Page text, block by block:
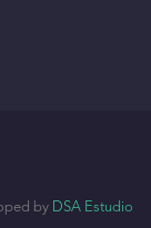
by DSA Estudio